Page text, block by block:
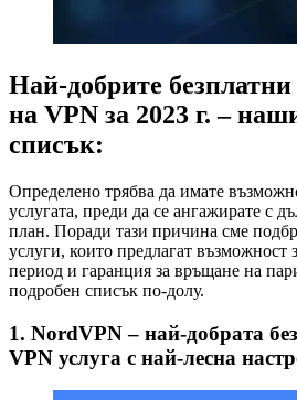
Най-добрите
на VPN за 2023 г. –
списък:
Определено трябва да имате
услугата, преди да се ангажирате с
план. Поради тази причина сме
услуги, които предлагат възможност
период и гаранция за връщане на
подробен списък по-долу.
1. NordVPN – най-добрата
VPN услуга с най-лесна